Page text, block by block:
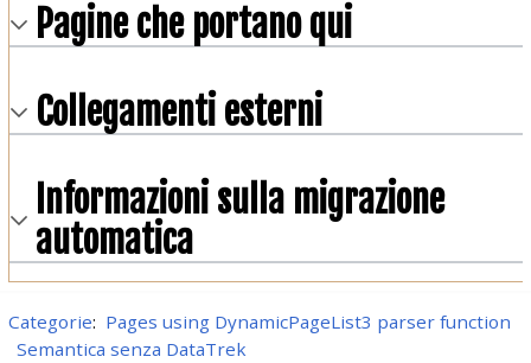
Pagine che portano qui
Collegamenti esterni
Informazioni sulla migrazione
automatica
Categorie: Pages using DynamicPageList3 parser function
Semantica senza DataTrek